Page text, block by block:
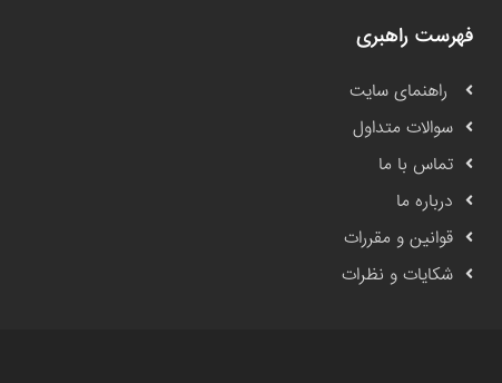
فهرست راهبری
راهنمای سایت
سوالات متداول
تماس با ما
درباره ما
قوانین و مقررات
شکایات و نظرات